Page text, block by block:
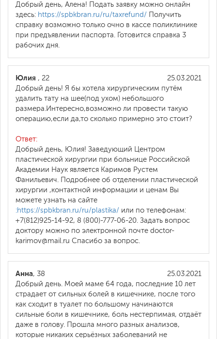
Добрый день, Алена! Подать заявку можно онлайн
здесь: https://spbkbran.ru/ru/taxrefund/ Получить
справку возможно только очно в кассе поликлинике
при предъявлении паспорта. Готовится справка 3
рабочих дня.
25.03.2021
Юлия , 22
Добрый день! Я бы хотела хирургическим путём
удалить тату на шее(под ухом) небольшого
размера.Интересно,возможно ли провести такую
операцию,если да,то сколько примерно это стоит?
Ответ:
Добрый день, Юлия! Заведующий Центром
пластической хирургии при больнице Российской
Академии Наук является Каримов Рустем
Фанильевич. Подробнее об отделении пластической
хирургии ,контактной информации и ценам Вы
можете узнать на сайте
:https://spbkbran.ru/ru/plastika/ или по телефонам:
+7(812)925-14-92, 8 (800)-777-06-20. Задать вопрос
доктору можно по электронной почте doctor-
karimov@mail.ru Спасибо за вопрос.
25.03.2021
Анна, 38
Добрый день. Моей маме 64 года, последние 10 лет
страдает от сильных болей в кишечнике, после того
как сходит в туалет по большому начинаются
сильные боли в кишечнике, боль нестерпимая, отдаёт
даже в голову. Прошла много разных анализов,
которые никаких серьёзных заболеваний не